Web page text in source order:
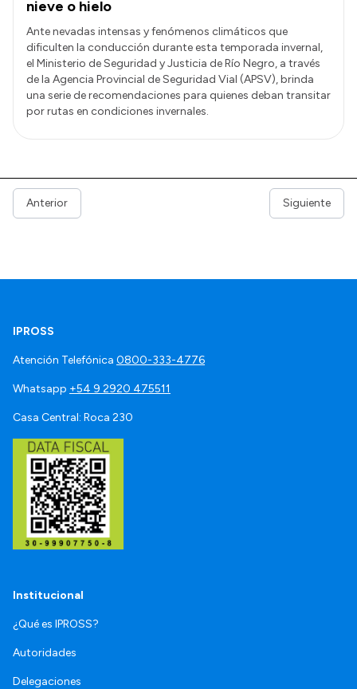
nieve o hielo
Ante nevadas intensas y fenómenos climáticos que
dificulten la conducción durante esta temporada invernal,
el Ministerio de Seguridad y Justicia de Río Negro, a través
de la Agencia Provincial de Seguridad Vial (APSV), brinda
una serie de recomendaciones para quienes deban transitar
por rutas en condiciones invernales.
Anterior Siguiente
IPROSS
Atención Telefónica 0800-333-4776
Whatsapp +54 9 2920 475511
Casa Central: Roca 230
Institucional
¿Qué es IPROSS?
Autoridades
Delegaciones